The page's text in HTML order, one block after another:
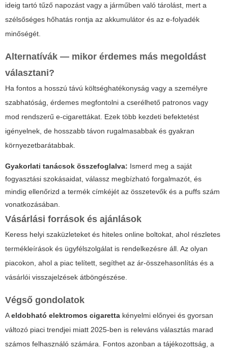
ideig tartó tűző napozást vagy a járműben való tárolást, mert a
szélsőséges hőhatás rontja az akkumulátor és az e-folyadék
minőségét.
Alternatívák — mikor érdemes más megoldást
választani?
Ha fontos a hosszú távú költséghatékonyság vagy a személyre
szabhatóság, érdemes megfontolni a cserélhető patronos vagy
mod rendszerű e-cigarettákat. Ezek több kezdeti befektetést
igényelnek, de hosszabb távon rugalmasabbak és gyakran
környezetbarátabbak.
Gyakorlati tanácsok összefoglalva: Ismerd meg a saját
fogyasztási szokásaidat, válassz megbízható forgalmazót, és
mindig ellenőrizd a termék címkéjét az összetevők és a puffs szám
vonatkozásában.
Vásárlási források és ajánlások
Keress helyi szaküzleteket és hiteles online boltokat, ahol részletes
termékleírások és ügyfélszolgálat is rendelkezésre áll. Az olyan
piacokon, ahol a piac telített, segíthet az ár-összehasonlítás és a
vásárlói visszajelzések átböngészése.
Végső gondolatok
Aeldobható elektromos cigaretta kényelmi előnyei és gyorsan
változó piaci trendjei miatt 2025-ben is releváns választás marad
számos felhasználó számára. Fontos azonban a tájékozottság, a